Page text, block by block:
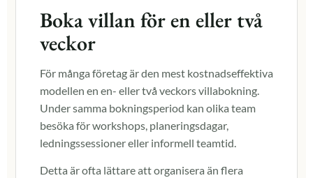
Boka villan för en eller två
veckor
För många företag är den mest kostnadseffektiva
modellen en en- eller två veckors villabokning.
Under samma bokningsperiod kan olika team
besöka för workshops, planeringsdagar,
ledningssessioner eller informell teamtid.
Detta är ofta lättare att organisera än flera